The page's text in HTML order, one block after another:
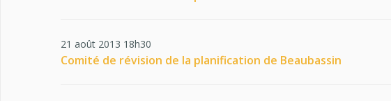
21 août 2013 18h30
Comité de révision de la planification de Beaubassin